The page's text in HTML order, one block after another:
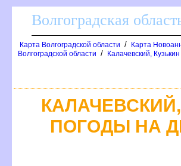
олгоградская
Карта Волгоградской области /
Карта
олгоградской области / Калачевский,
ПОГОДЫ НА